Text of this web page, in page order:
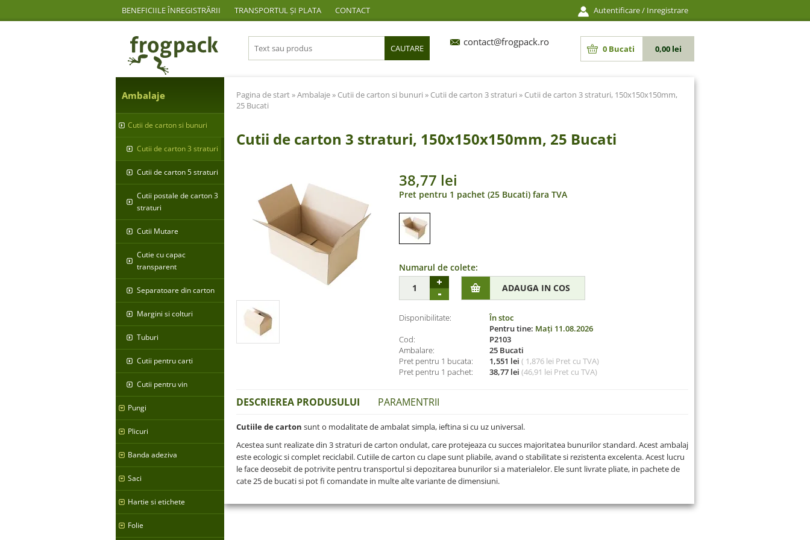
BENEFICIILE ÎNREGISTRĂRII TRANSPORTUL ȘI PLATA CONTACT Autentificare/ Inregistrare
CAUTARE
contact@frogpack.ro
0 Bucati 0,00 lei
Ambalaje
Cutii de carton si bunuri
Cutii de carton 3 straturi
Cutii de carton 5 straturi
Cutii postale de carton 3
straturi
Cutii Mutare
Cutie cu capac
transparent
Separatoare din carton
Margini si colturi
Tuburi
Cutii pentru carti
Cutii pentru vin
Pungi
Plicuri
Banda adeziva
Saci
Hartie si etichete
Folie
Pagina de start»Ambalaje» Cutii de carton si bunuri » Cutii de carton 3 straturi » Cutii de carton 3 straturi, 150x150x150mm,
25 Bucati
Cutii de carton 3 straturi, 150x150x150mm, 25 Bucati
38,77 lei
Pret pentru 1 pachet (25 Bucati) fara TVA
Numarul de colete:
Disponibilitate:
În stoc
Pentru tine: Mați 11.08.2026
Cod:
P2103
Ambalare:
25 Bucati
Pret pentru 1 bucata:
1,551 lei ( 1,876 lei Pret cu TVA)
Pret pentru 1 pachet:
38,77 lei (46,91 lei Pret cu TVA)
DESCRIEREA PRODUSULUI PARAMENTRII
Cutiile de carton sunt o modalitate de ambalat simpla, ieftina si cu uz universal.
Acestea sunt realizate din 3 straturi de carton ondulat, care protejeaza cu succes majoritatea bunurilor standard. Acest ambalaj
este ecologic si complet reciclabil. Cutiile de carton cu clape sunt pliabile, avand o stabilitate si rezistenta excelenta. Acest lucru
le face deosebit de potrivite pentru transportul si depozitarea bunurilor si a materialelor. Ele sunt livrate pliate, in pachete de
cate 25 de bucati si pot fi comandate in multe alte variante de dimensiuni.